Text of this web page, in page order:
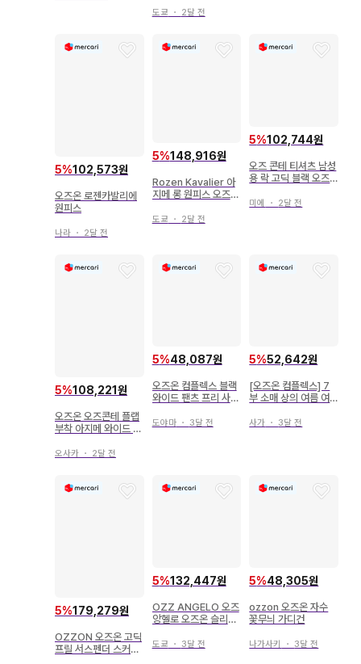
도쿄 ・ 2달 전
5%102,573원
오즈온 로젠카발리에
원피스
나라 ・ 2달 전
5%148,916원
Rozen Kavalier 아
지메 롱 원피스 오즈온
도쿄 ・ 2달 전
5%102,744원
오즈 콘테 티셔츠 남성
용 락 고딕 블랙 오즈
미에 ・ 2달 전
5%108,221원
오즈온 오즈콘테 플랩
부착 아지메 와이드 팬
오사카 ・ 2달 전
5%48,087원
오즈온 컴플렉스 블랙
와이드 팬츠 프리 사이
도야마・ 3달 전
5%52,642원
[오즈온 컴플렉스] 7
부 소매 상의 여름 여
사가 ・ 3달 전
5%179,279원
OZZON 오즈온 고딕
프릴 서스펜더 스커트
5%132,447원
OZZ ANGELO 오즈
앙헬로 오즈온 슬리브
도쿄 ・ 3달 전
5%48,305원
ozzon 오즈온 자수
꽃무늬 가디건
나가사키 ・ 3달 전